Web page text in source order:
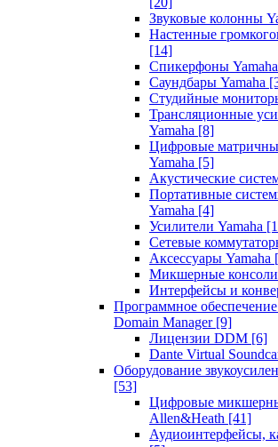
Звуковые колонны
Настенные
[14]
Спикерфоны Yamaha
Саундбары Yamaha
Студийные
Трансляционные
Yamaha [8]
Цифровые
Yamaha [5]
Акустические
Портативные
Yamaha [4]
Усилители Yamaha
Сетевые
Аксессуары Yamaha
Микшерные консоли
Интерфейсы и
Программное
Domain Manager [9]
Лицензии DDM [6]
Dante Virtual
Оборудование
[53]
Цифровые
Allen&Heath [41]
Аудиоинтерфейсы,